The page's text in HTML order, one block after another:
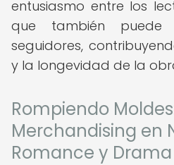
entusiasmo entre los
que también
seguidores,
y la longevidad de la
Rompiendo
Merchandising en
Romance y Drama